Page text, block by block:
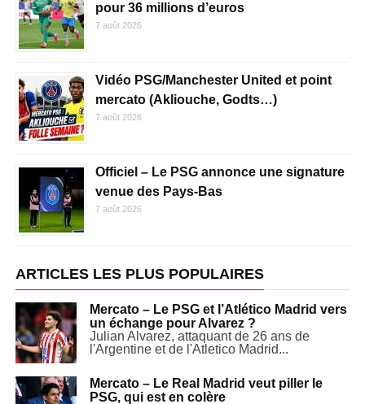
pour 36 millions d’euros
7 août 2026
Vidéo PSG/Manchester United et point
mercato (Akliouche, Godts…)
7 août 2026
Officiel – Le PSG annonce une signature
venue des Pays-Bas
7 août 2026
ARTICLES LES PLUS POPULAIRES
Mercato – Le PSG et l’Atlético Madrid vers
un échange pour Alvarez ?
Julian Alvarez, attaquant de 26 ans de
l'Argentine et de l'Atletico Madrid...
Mercato – Le Real Madrid veut piller le
PSG, qui est en colère